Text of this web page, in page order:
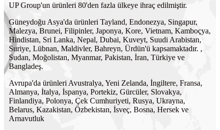
UP Group'un ürünleri 80'den fazla ülkeye ihraç edilmiştir.
Güneydoğu Asya'da ürünleri Tayland, Endonezya, Singapur,
Malezya, Brunei, Filipinler, Japonya, Kore, Vietnam, Kamboçya,
Hindistan, Sri Lanka, Nepal, Dubai, Kuveyt, Suudi Arabistan,
Suriye, Lübnan, Maldivler, Bahreyn, Ürdün'ü kapsamaktadır. ,
Sudan, Moğolistan, Myanmar, Pakistan, İran, Türkiye ve
Bangladeş.
Avrupa'da ürünleri Avustralya, Yeni Zelanda, İngiltere, Fransa,
Almanya, İtalya, İspanya, Portekiz, Gürcüler, Slovakya,
Finlandiya, Polonya, Çek Cumhuriyeti, Rusya, Ukrayna,
Belarus, Kazakistan, Özbekistan, İsveç, Bosna, Hersek ve
Arnavutluk